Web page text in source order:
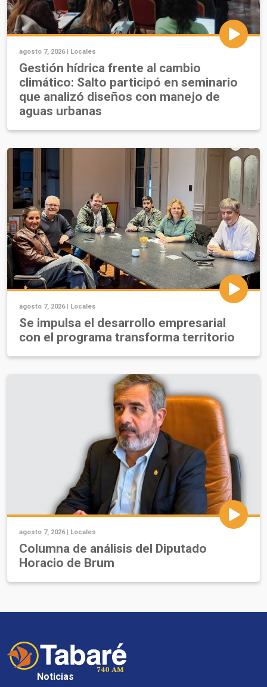
agosto 7, 2026 | Locales
Gestión hídrica frente al cambio
climático: Salto participó en seminario
que analizó diseños con manejo de
aguas urbanas
agosto 7, 2026 | Locales
Se impulsa el desarrollo empresarial
con el programa transforma territorio
agosto 7, 2026 | Locales
Columna de análisis del Diputado
Horacio de Brum
Noticias